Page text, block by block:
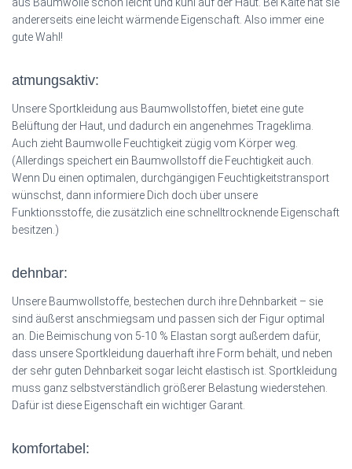
andererseits eine leicht wärmende Eigenschaft. Also immer eine
gute Wahl!
atmungsaktiv:
Unsere Sportkleidung aus Baumwollstoffen, bietet eine gute
Belüftung der Haut, und dadurch ein angenehmes Trageklima.
Auch zieht Baumwolle Feuchtigkeit zügig vom Körper weg.
(Allerdings speichert ein Baumwollstoff die Feuchtigkeit auch.
Wenn Du einen optimalen, durchgängigen Feuchtigkeitstransport
wünschst, dann informiere Dich doch über unsere
Funktionsstoffe, die zusätzlich eine schnelltrocknende Eigenschaft
besitzen.)
dehnbar:
Unsere Baumwollstoffe, bestechen durch ihre Dehnbarkeit – sie
sind äußerst anschmiegsam und passen sich der Figur optimal
an. Die Beimischung von 5-10 % Elastan sorgt außerdem dafür,
dass unsere Sportkleidung dauerhaft ihre Form behält, und neben
der sehr guten Dehnbarkeit sogar leicht elastisch ist. Sportkleidung
muss ganz selbstverständlich größerer Belastung wiederstehen.
Dafür ist diese Eigenschaft ein wichtiger Garant.
komfortabel: